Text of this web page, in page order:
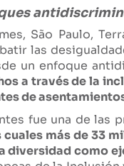
São Paulo,
las
un enfoque
a través de la
de
fue una de las
más de 33
diversidad como